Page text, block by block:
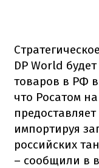
DP World
товаров в РФ
что Росатом
импортируя
российских
– сообщили в